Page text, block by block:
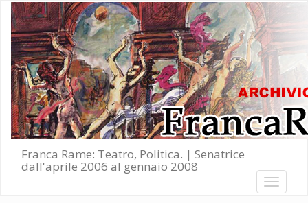
Salta al contenuto principale
Franca Rame: Teatro, Politica. | Senatrice
dall'aprile 2006 al gennaio 2008
Toggle